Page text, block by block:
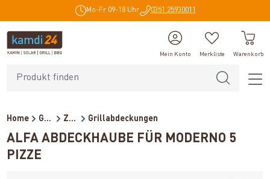
Mo-Fr 09-18 Uhr 0351 25930011
Mein Konto Merkliste Warenkorb
Home Grillzubehör Zubehör Grillabdeckungen
ALFA ABDECKHAUBE FÜR MODERNO 5
PIZZE